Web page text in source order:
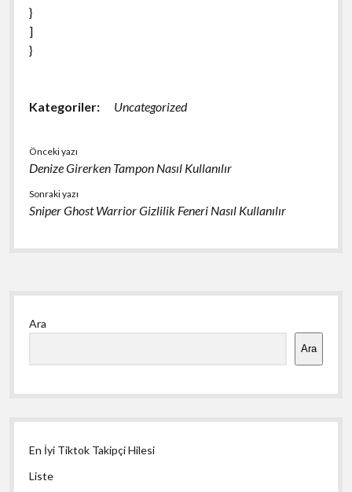
}
]
}
Kategoriler: Uncategorized
Önceki yazı
Denize Girerken Tampon Nasıl Kullanılır
Sonraki yazı
Sniper Ghost Warrior Gizlilik Feneri Nasıl Kullanılır
Yan
Menü
Ara
Ara
En İyi Tiktok Takipçi Hilesi
Liste